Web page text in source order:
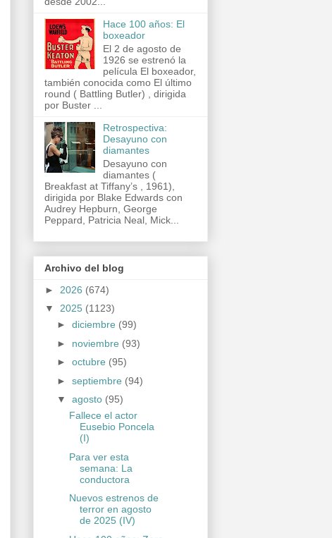
Hace 100 años: El
boxeador
El 2 de agosto de
1926 se estrenó la
película El boxeador,
también conocida como El último
round ( Battling Butler) , dirigida
por Buster ...
Retrospectiva:
Desayuno con
diamantes
Desayuno con
diamantes (
Breakfast at Tiffany’s , 1961),
dirigida por Blake Edwards con
Audrey Hepburn, George
Peppard, Patricia Neal, Mick...
Archivo del blog
► 2026 (674)
▼ 2025 (1123)
► diciembre (99)
► noviembre (93)
► octubre (95)
► septiembre (94)
▼ agosto (95)
Fallece el actor
Eusebio Poncela
(I)
Para ver esta
semana: La
conductora
Nuevos estrenos de
terror en agosto
de 2025 (IV)